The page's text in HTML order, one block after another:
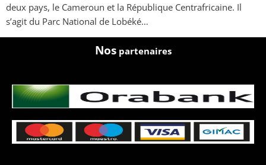
deux pays, le Cameroun et la République Centrafricaine. Il
s’agit du Parc National de Lobéké…
Nospartenaires